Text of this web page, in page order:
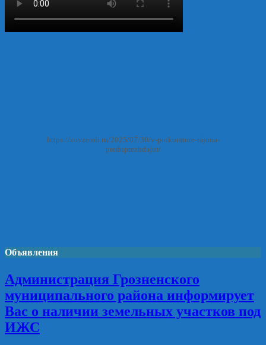
https://zovzemli.ru/2025/07/30/v-prokurature-rajona-
preduprezhdajut/
Объявления
Администрация Грозненского
муниципального района информирует
Вас о наличии земельных участков под
ИЖС